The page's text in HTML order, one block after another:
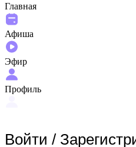
Главная
Афиша
Эфир
Профиль
Войти /